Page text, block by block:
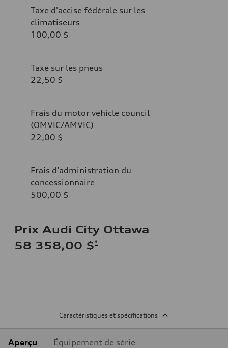
Taxe d'accise fédérale sur les
climatiseurs
100,00 $
Taxe sur les pneus
22,50 $
Frais du motor vehicle council
(OMVIC/AMVIC)
22,00 $
Frais d’administration du
concessionnaire
500,00 $
Prix Audi City Ottawa
58 358,00 $*
Caractéristiques et spécifications
Aperçu Équipement de série